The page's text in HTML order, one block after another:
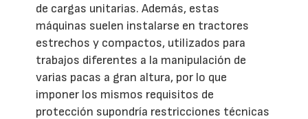
de cargas unitarias. Además, estas
máquinas suelen instalarse en tractores
estrechos y compactos, utilizados para
trabajos diferentes a la manipulación de
varias pacas a gran altura, por lo que
imponer los mismos requisitos de
protección supondría restricciones técnicas